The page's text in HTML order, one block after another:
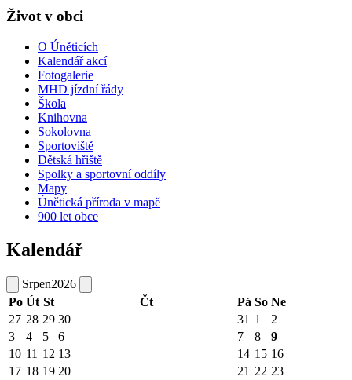
Život v obci
O Úněticích
Kalendář akcí
Fotogalerie
MHD jízdní řády
Škola
Knihovna
Sokolovna
Sportoviště
Dětská hřiště
Spolky a sportovní oddíly
Mapy
Únětická příroda v mapě
900 let obce
Kalendář
Srpen2026
Po Út St Čt Pá So Ne
27 28 29 30 31 1
2
3
4 5 6 7 8
9
10 11 12 13 14 15 16
17 18 19 20 21 22 23